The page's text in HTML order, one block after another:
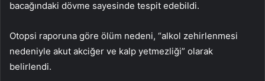
bacağındaki dövme sayesinde tespit edebildi.
Otopsi raporuna göre ölüm nedeni, “alkol zehirlenmesi
nedeniyle akut akciğer ve kalp yetmezliği” olarak
belirlendi.